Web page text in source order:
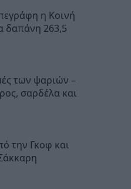
η Κοινή
δαπάνη 263,5
των ψαριών –
σαρδέλα και
την Γκοφ και